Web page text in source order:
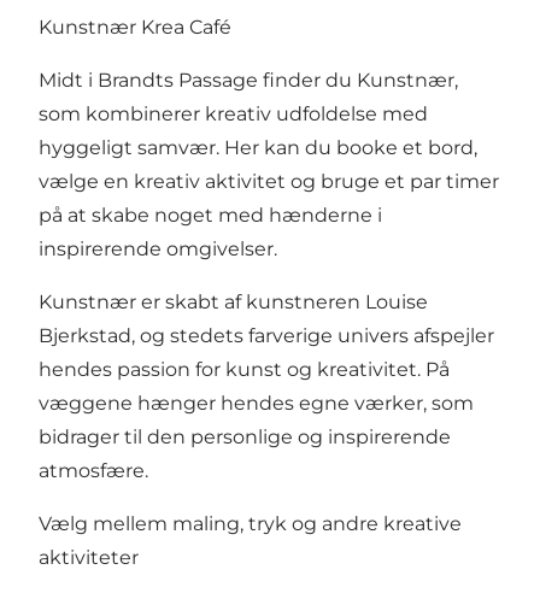
Kunstnær Krea Café
Midt i Brandts Passage finder du Kunstnær,
som kombinerer kreativ udfoldelse med
hyggeligt samvær. Her kan du booke et bord,
vælge en kreativ aktivitet og bruge et par timer
på at skabe noget med hænderne i
inspirerende omgivelser.
Kunstnær er skabt af kunstneren Louise
Bjerkstad, og stedets farverige univers afspejler
hendes passion for kunst og kreativitet. På
væggene hænger hendes egne værker, som
bidrager til den personlige og inspirerende
atmosfære.
Vælg mellem maling, tryk og andre kreative
aktiviteter